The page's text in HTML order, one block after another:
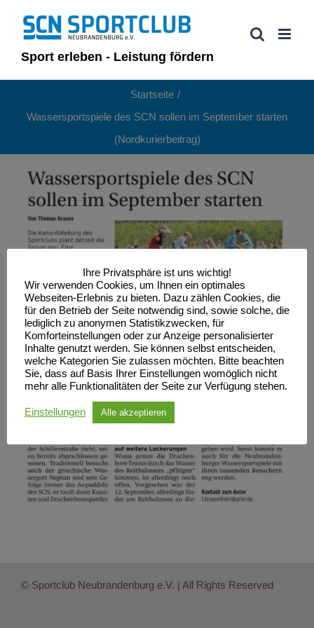
Inhalt
springenSport erleben - Leistung fördern
Startseite
Wassersportspiele des SCN sollen im September starten
(Nordkurierbeitrag)
© Sportclub Neubrandenburg e.V. | All Rights Reserved
Ihre Privatsphäre ist uns wichtig!
Wir verwenden Cookies, um Ihnen ein optimales
Webseiten-Erlebnis zu bieten. Dazu zählen Cookies, die
für den Betrieb der Seite notwendig sind, sowie solche, die
lediglich zu anonymen Statistikzwecken, für
Komforteinstellungen oder zur Anzeige personalisierter
Inhalte genutzt werden. Sie können selbst entscheiden,
welche Kategorien Sie zulassen möchten. Bitte beachten
Sie, dass auf Basis Ihrer Einstellungen womöglich nicht
mehr alle Funktionalitäten der Seite zur Verfügung stehen.
Einstellungen Alle akzeptieren